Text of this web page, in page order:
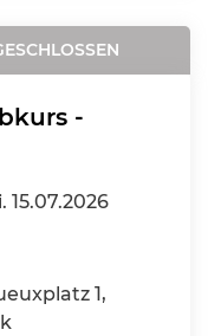
-
15.07.2026
1,